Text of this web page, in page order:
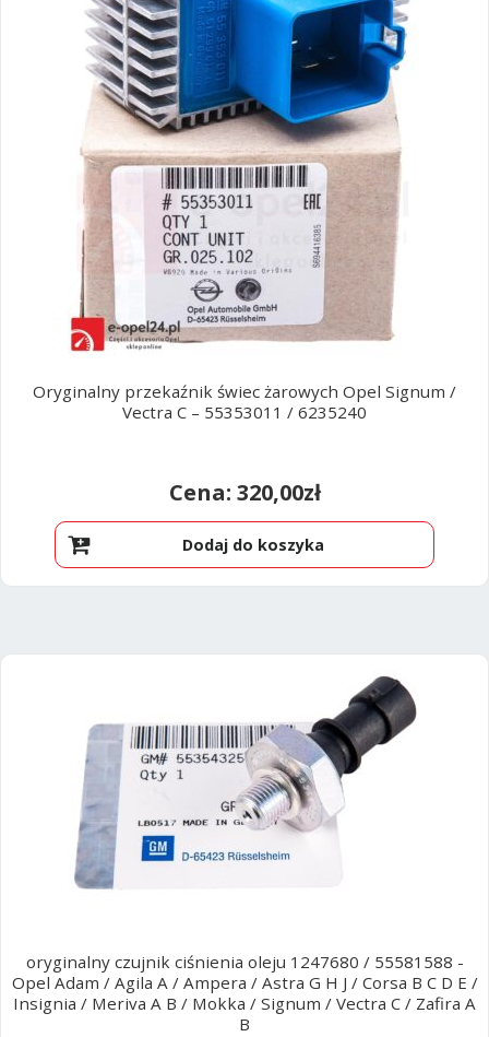
Oryginalny przekaźnik świec żarowych Opel Signum /
Vectra C – 55353011 / 6235240
320,00zł
Dodaj do koszyka
oryginalny czujnik ciśnienia oleju 1247680 / 55581588 -
Opel Adam / Agila A / Ampera / Astra G H J / Corsa B C D E /
Insignia / Meriva A B / Mokka / Signum / Vectra C / Zafira A
B